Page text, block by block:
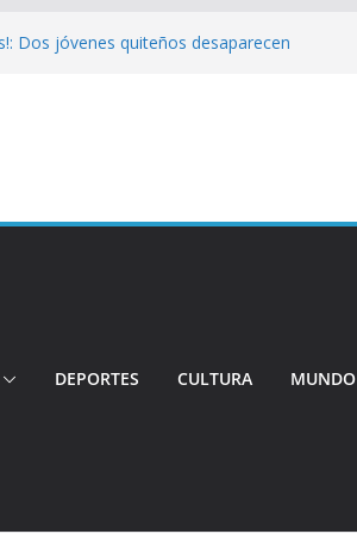
Dos jóvenes quiteños desaparecen
operarán el Trolebús y la Ecovía
Pichincha presenta la quinta edición
DEPORTES CULTURA MUNDO